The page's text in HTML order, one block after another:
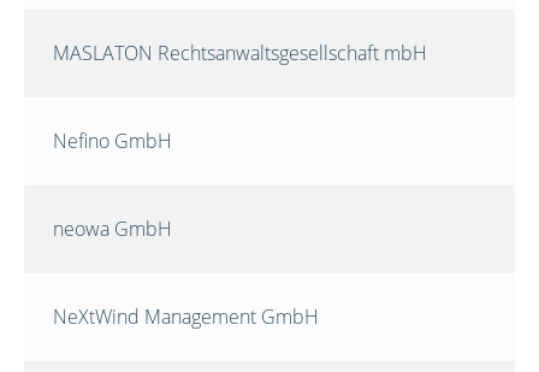
MASLATON Rechtsanwaltsgesellschaft mbH
Nefino GmbH
neowa GmbH
NeXtWind Management GmbH